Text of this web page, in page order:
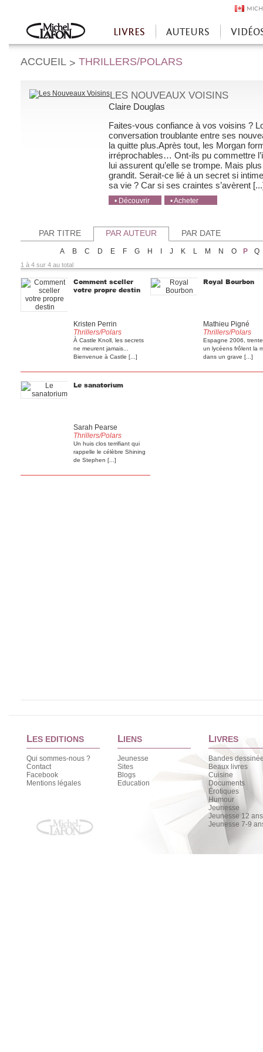
Accueil
LIVRES AUTEURS
ACCUEIL > THRILLERS/POLARS
LES NOUVEAUX VOISINS
Claire Douglas
Faites-vous confiance à vos voisins ?
conversation troublante entre ses
la quitte plus.Après tout, les Morgan
irréprochables… Ont-ils pu commettre
lui assurent qu’elle se trompe. Mais
grandit. Serait-ce lié à un secret si
sa vie ? Car si ses craintes s’avèrent
• Découvrir
• Acheter
• Acheter
PAR TITRE PAR AUTEUR PAR DATE
A B C D E F G H J K L M N O P Q
1 à 4 sur 4 au total
Comment sceller
votre propre destin
Kristen Perrin
Thrillers/Polars
À Castle Knoll, les secrets
ne meurent jamais...
Bienvenue à Castle [...]
Royal Bourbon
Mathieu Pigné
Thrillers/Polars
Espagne 2006,
un lycéens frôlent la
dans un grave [...]
Le sanatorium
Sarah Pearse
Thrillers/Polars
Un huis clos terrifiant qui
rappelle le célèbre Shining
de Stephen [...]
LES EDITIONS
Qui sommes-nous ?
Contact
Facebook
Mentions légales
LIENS
Jeunesse
Sites
Blogs
Education
LIVRES
Bandes
Beaux livres
Cuisine
Documents
Érotiques
Humour
Jeunesse
Jeunesse 12
Jeunesse 7-9